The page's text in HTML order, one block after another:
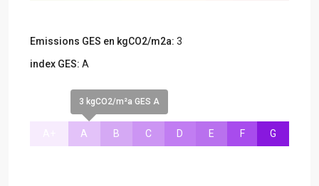
Emissions GES en kgCO2/m2a: 3
index GES: A
3 kgCO2/m²a GES A
A B C D E F G